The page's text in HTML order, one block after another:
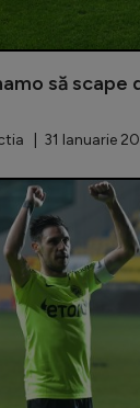
să scape
| 31 Ianuarie